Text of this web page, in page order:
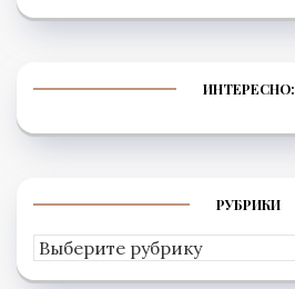
ИНТЕРЕСНО:
РУБРИКИ
Рубрики